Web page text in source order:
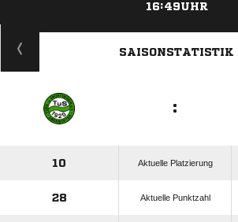
16:49UHR
ANZEIGE
SAISONSTATISTIK
:
10 Aktuelle Platzierung
28 Aktuelle Punktzahl